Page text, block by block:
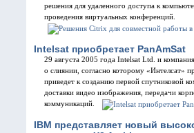
решения для удаленного доступа к
проведения виртуальных конференций.
Intelsat приобретает PanAmSat
29 августа 2005 года Intelsat Ltd. и
о слиянии, согласно которому «Интелсат»
приведет к созданию первой спутниковой
доставки видео изображения, передачи
коммуникаций.
IBM представляет новый